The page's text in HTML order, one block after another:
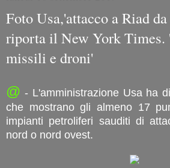
Foto Usa,'attacco a Riad
riporta il New York Times.
missili e droni'
@ - L'amministrazione Usa ha
che mostrano gli almeno 17
impianti petroliferi sauditi di
nord o nord ovest.